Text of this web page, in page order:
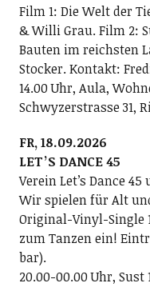
Film 1: Die Welt der
& Willi Grau. Film 2:
Bauten im reichsten
Stocker. Kontakt:
14.00 Uhr, Aula,
Schwyzerstrasse 31,
FR, 18.09.2026
LETʼS DANCE 45
Verein Letʼs Dance 45
Wir spielen für Alt
Original-Vinyl-Single
zum Tanzen ein!
bar).
20.00-00.00 Uhr, Sust